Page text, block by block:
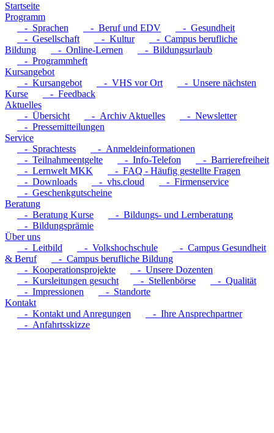
Startseite
Programm
- Sprachen
- Beruf und EDV
- Gesundheit
- Gesellschaft
- Kultur
- Campus berufliche
Bildung
- Online-Lernen
- Bildungsurlaub
- Programmheft
Kursangebot
- Kursangebot
- VHS vor Ort
- Unsere nächsten
Kurse
- Feedback
Aktuelles
- Übersicht
- Archiv Aktuelles
- Newsletter
- Pressemitteilungen
Service
- Sprachtests
- Anmeldeinformationen
- Teilnahmeentgelte
- Info-Telefon
- Barrierefreiheit
- Lernwelt MKK
- FAQ - Häufig gestellte Fragen
- Downloads
- vhs.cloud
- Firmenservice
- Geschenkgutscheine
Beratung
- Beratung Kurse
- Bildungs- und Lernberatung
- Bildungsprämie
Über uns
- Leitbild
- Volkshochschule
- Campus Gesundheit
& Beruf
- Campus berufliche Bildung
- Kooperationsprojekte
- Unsere Dozenten
- Kursleitungen gesucht
- Stellenbörse
- Qualität
- Impressionen
- Standorte
Kontakt
- Kontakt und Anregungen
- Ihre Ansprechpartner
- Anfahrtsskizze